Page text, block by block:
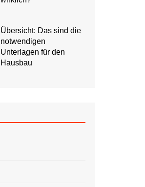
Übersicht: Das sind die
notwendigen
Unterlagen für den
Hausbau